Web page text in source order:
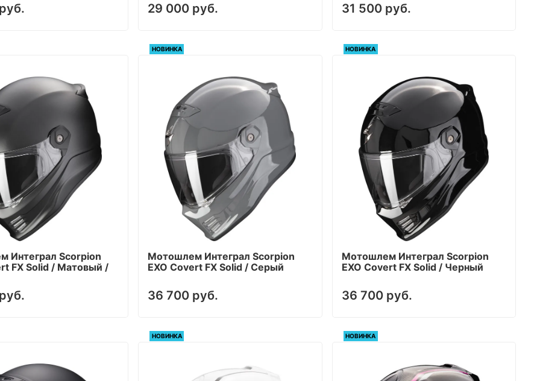
29 000 руб. 31 500 руб.
Интеграл Scorpion
FX Solid / Матовый /
НОВИНКА
Мотошлем Интеграл Scorpion
EXO Covert FX Solid / Серый
36 700 руб.
НОВИНКА
Мотошлем Интеграл Scorpion
EXO Covert FX Solid / Черный
36 700 руб.
НОВИНКА НОВИНКА